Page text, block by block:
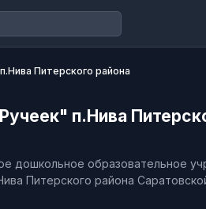
Питерского района
п.Нива
дошкольное образовательное
Питерского района